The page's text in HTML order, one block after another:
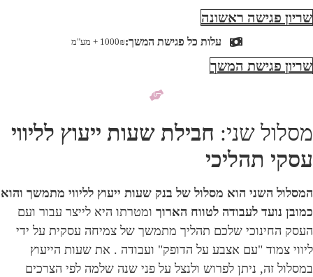
שריון פגישה ראשונה
עלות כל פגישת המשך:1000₪ + מע"מ
שריון פגישת המשך
מסלול שני: חבילת שעות ייעוץ לליווי
עסקי תהליכי
המסלול השני הוא מסלול של בנק שעות ייעוץ לליווי מתמשך והוא
כמובן נועד לעבודה לטווח הארוך ומטרתו היא לייצר עבור ועם
העסק החינוכי שלכם תהליך מתמשך של צמיחה עסקית על ידי
ליווי צמוד "עם אצבע על הדופק" ועבודה . את שעות הייעוץ
במסלול זה, ניתן לפרוש ולנצל על פני שנה שלמה לפי הצרכים